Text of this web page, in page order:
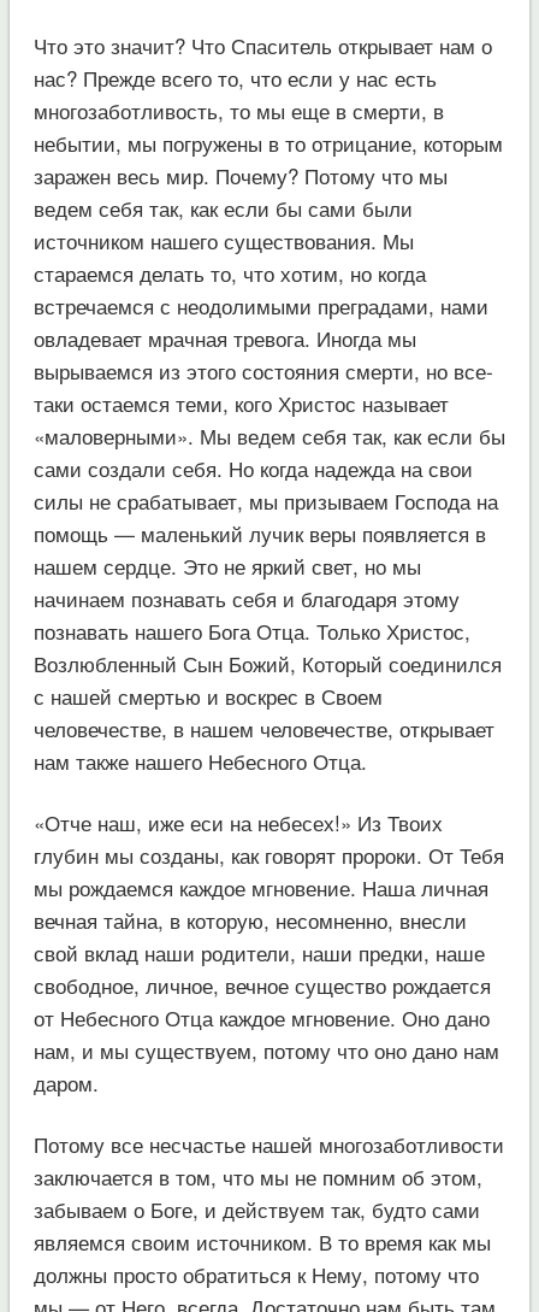
Что это значит? Что Спаситель открывает нам о
нас? Прежде всего то, что если у нас есть
многозаботливость, то мы еще в смерти, в
небытии, мы погружены в то отрицание, которым
заражен весь мир. Почему? Потому что мы
ведем себя так, как если бы сами были
источником нашего существования. Мы
стараемся делать то, что хотим, но когда
встречаемся с неодолимыми преградами, нами
овладевает мрачная тревога. Иногда мы
вырываемся из этого состояния смерти, но все-
таки остаемся теми, кого Христос называет
«маловерными». Мы ведем себя так, как если бы
сами создали себя. Но когда надежда на свои
силы не срабатывает, мы призываем Господа на
помощь — маленький лучик веры появляется в
нашем сердце. Это не яркий свет, но мы
начинаем познавать себя и благодаря этому
познавать нашего Бога Отца. Только Христос,
Возлюбленный Сын Божий, Который соединился
с нашей смертью и воскрес в Своем
человечестве, в нашем человечестве, открывает
нам также нашего Небесного Отца.
«Отче наш, иже еси на небесех!» Из Твоих
глубин мы созданы, как говорят пророки. От Тебя
мы рождаемся каждое мгновение. Наша личная
вечная тайна, в которую, несомненно, внесли
свой вклад наши родители, наши предки, наше
свободное, личное, вечное существо рождается
от Небесного Отца каждое мгновение. Оно дано
нам, и мы существуем, потому что оно дано нам
даром.
Потому все несчастье нашей многозаботливости
заключается в том, что мы не помним об этом,
забываем о Боге, и действуем так, будто сами
являемся своим источником. В то время как мы
должны просто обратиться к Нему, потому что